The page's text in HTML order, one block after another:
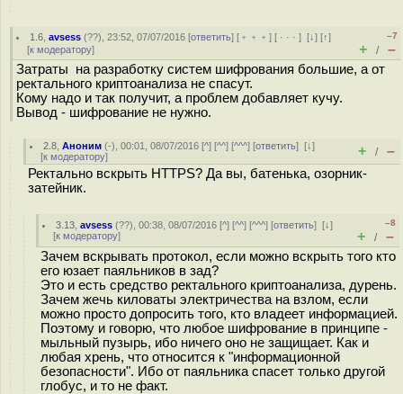
1.6 ,avsess (??), 23:52, 07/07/2016 [ответить] [ ﹢﹢﹢] [ · · ·][↓] [↑]
[к модератору]
–7
+ / –
Затраты на разработку систем шифрования большие, а от
ректального криптоанализа не спасут.
Кому надо и так получит, а проблем добавляет кучу.
Вывод - шифрование не нужно.
2.8 ,Аноним (-), 00:01, 08/07/2016 [^] [^^] [^^^] [ответить][↓]
[к модератору] + / –
Ректально вскрыть HTTPS? Да вы, батенька, озорник-
затейник.
3.13 ,avsess (??), 00:38, 08/07/2016 [^] [^^] [^^^] [ответить][↓]
[к модератору]
–8
+ / –
Зачем вскрывать протокол, если можно вскрыть того кто
его юзает паяльников в зад?
Это и есть средство ректального криптоанализа, дурень.
Зачем жечь киловаты электричества на взлом, если
можно просто допросить того, кто владеет информацией.
Поэтому и говорю, что любое шифрование в принципе -
мыльный пузырь, ибо ничего оно не защищает. Как и
любая хрень, что относится к "информационной
безопасности". Ибо от паяльника спасет только другой
глобус, и то не факт.